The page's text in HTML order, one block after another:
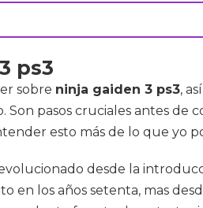
ps3
sobre ninja gaiden 3 ps3,
Son pasos cruciales antes
esto más de lo que yo
desde la
en los años setenta, mas